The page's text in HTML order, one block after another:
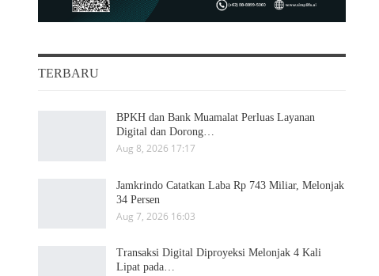
TERBARU
BPKH dan Bank Muamalat Perluas Layanan
Digital dan Dorong…
Aug 8, 2026 17:17
Jamkrindo Catatkan Laba Rp 743 Miliar, Melonjak
34 Persen
Aug 7, 2026 16:03
Transaksi Digital Diproyeksi Melonjak 4 Kali
Lipat pada…